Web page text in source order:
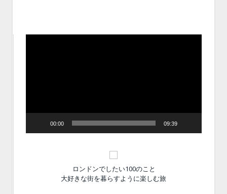
00:00 09:39
ロンドンでしたい100のこと
大好きな街を暮らすように楽しむ旅